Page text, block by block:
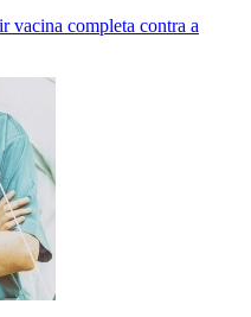
vacina completa contra a